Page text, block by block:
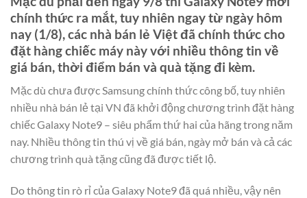
chính thức ra mắt, tuy nhiên ngay từ ngày hôm
nay (1/8), các nhà bán lẻ Việt đã chính thức cho
đặt hàng chiếc máy này với nhiều thông tin về
giá bán, thời điểm bán và quà tặng đi kèm.
Mặc dù chưa được Samsung chính thức công bố, tuy nhiên
nhiều nhà bán lẻ tại VN đã khởi động chương trình đặt hàng
chiếc Galaxy Note9 – siêu phẩm thứ hai của hãng trong năm
nay. Nhiều thông tin thú vị về giá bán, ngày mở bán và cả các
chương trình quà tặng cũng đã được tiết lộ.
Do thông tin rò rỉ của Galaxy Note9 đã quá nhiều, vậy nên